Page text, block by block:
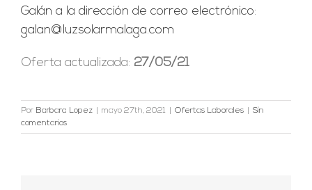
Galán a la dirección de correo electrónico:
galan@luzsolarmalaga.com
Oferta actualizada: 27/05/21
Por Barbara Lopez mayo 27th, 2021 Ofertas Laborales
Sin
comentarios